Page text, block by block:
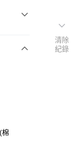
棉
清除
紀錄